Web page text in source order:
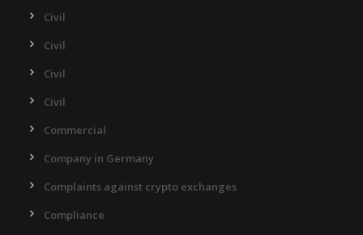
Civil
Civil
Civil
Civil
Commercial
Company in Germany
Complaints against crypto exchanges
Compliance